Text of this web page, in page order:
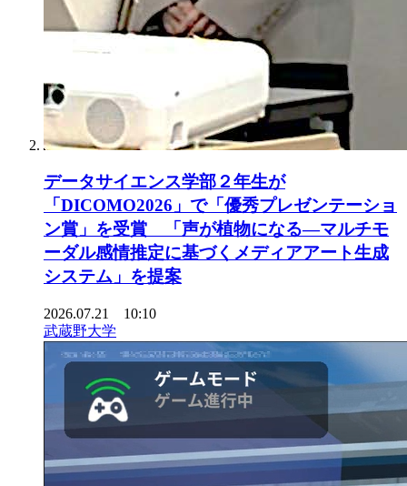
データサイエンス学部２年生が
「DICOMO2026」で「優秀プレゼンテーショ
ン賞」を受賞 「声が植物になる―マルチモ
ーダル感情推定に基づくメディアアート生成
システム」を提案
2026.07.21 10:10
武蔵野大学